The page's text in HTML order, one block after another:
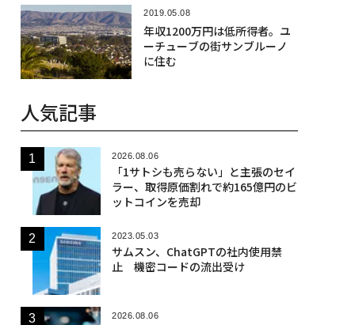
2019.05.08
年収1200万円は低所得者。ユ
ーチューブの街サンブルーノ
に住む
人気記事
2026.08.06
「1サトシも売らない」と主張のセイ
ラー、取得原価割れで約165億円のビ
ットコインを売却
2023.05.03
サムスン、ChatGPTの社内使用禁
止 機密コードの流出受け
2026.08.06